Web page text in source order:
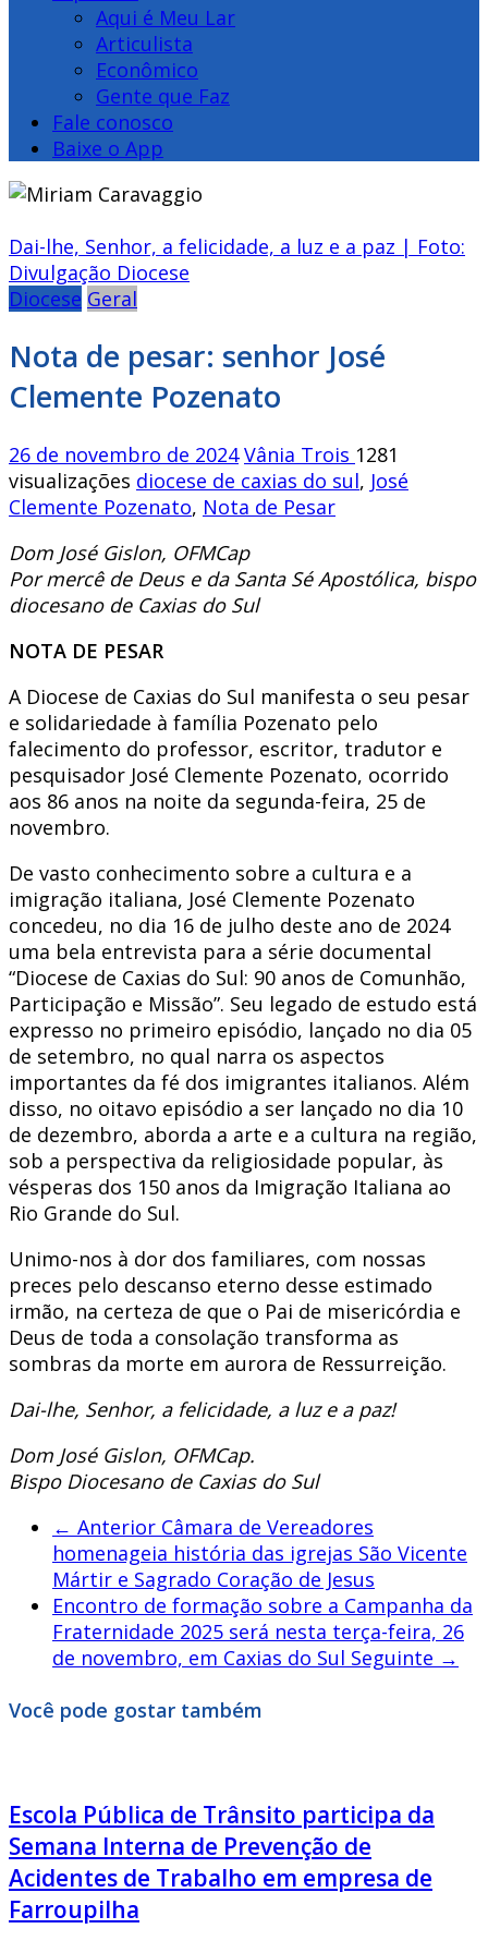
Aqui é Meu Lar
Articulista
Econômico
Gente que Faz
Fale conosco
Baixe o App
Dai-lhe, Senhor, a felicidade, a luz e a paz | Foto:
Divulgação Diocese
Diocese Geral
Nota de pesar: senhor José
Clemente Pozenato
26 de novembro de 2024 Vânia Trois 1281
visualizações diocese de caxias do sul, José
Clemente Pozenato, Nota de Pesar
Dom José Gislon, OFMCap
Por mercê de Deus e da Santa Sé Apostólica, bispo
diocesano de Caxias do Sul
NOTA DE PESAR
A Diocese de Caxias do Sul manifesta o seu pesar
e solidariedade à família Pozenato pelo
falecimento do professor, escritor, tradutor e
pesquisador José Clemente Pozenato, ocorrido
aos 86 anos na noite da segunda-feira, 25 de
novembro.
De vasto conhecimento sobre a cultura e a
imigração italiana, José Clemente Pozenato
concedeu, no dia 16 de julho deste ano de 2024
uma bela entrevista para a série documental
“Diocese de Caxias do Sul: 90 anos de Comunhão,
Participação e Missão”. Seu legado de estudo está
expresso no primeiro episódio, lançado no dia 05
de setembro, no qual narra os aspectos
importantes da fé dos imigrantes italianos. Além
disso, no oitavo episódio a ser lançado no dia 10
de dezembro, aborda a arte e a cultura na região,
sob a perspectiva da religiosidade popular, às
vésperas dos 150 anos da Imigração Italiana ao
Rio Grande do Sul.
Unimo-nos à dor dos familiares, com nossas
preces pelo descanso eterno desse estimado
irmão, na certeza de que o Pai de misericórdia e
Deus de toda a consolação transforma as
sombras da morte em aurora de Ressurreição.
Dai-lhe, Senhor, a felicidade, a luz e a paz!
Dom José Gislon, OFMCap.
Bispo Diocesano de Caxias do Sul
← Anterior Câmara de Vereadores
homenageia história das igrejas São Vicente
Mártir e Sagrado Coração de Jesus
Encontro de formação sobre a Campanha da
Fraternidade 2025 será nesta terça-feira, 26
de novembro, em Caxias do Sul Seguinte →
Você pode gostar também
Escola Pública de Trânsito participa da
Semana Interna de Prevenção de
Acidentes de Trabalho em empresa de
Farroupilha